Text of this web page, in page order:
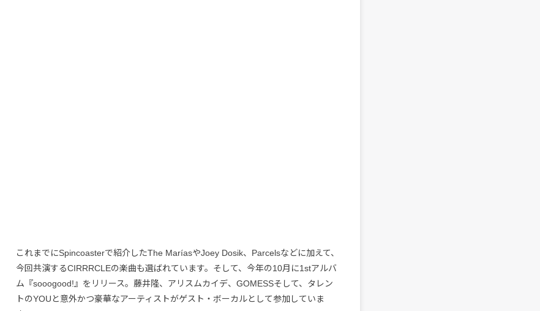
これまでにSpincoasterで紹介したThe MaríasやJoey Dosik、Parcelsなどに加えて、
今回共演するCIRRRCLEの楽曲も選ばれています。そして、今年の10月に1stアルバ
ム『sooogood!』をリリース。藤井隆、アリスムカイデ、GOMESSそして、タレン
トのYOUと意外かつ豪華なアーティストがゲスト・ボーカルとして参加していま